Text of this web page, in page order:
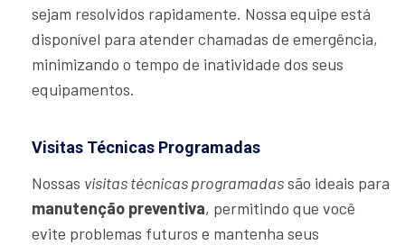
sejam resolvidos rapidamente. Nossa equipe está
disponível para atender chamadas de emergência,
minimizando o tempo de inatividade dos seus
equipamentos.
Visitas Técnicas Programadas
Nossas visitas técnicas programadassão ideais para
manutenção preventiva, permitindo que você
evite problemas futuros e mantenha seus